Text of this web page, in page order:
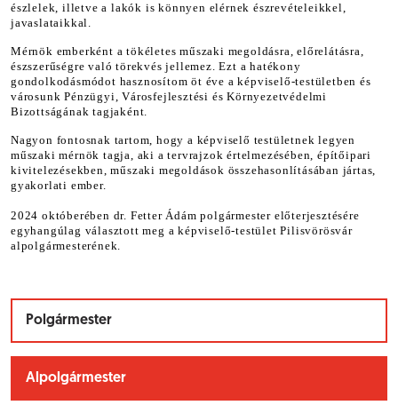
észlelek, illetve a lakók is könnyen elérnek észrevételeikkel,
javaslataikkal.
Mérnök emberként a tökéletes műszaki megoldásra, előrelátásra,
észszerűségre való törekvés jellemez. Ezt a hatékony
gondolkodásmódot hasznosítom öt éve a képviselő-testületben és
városunk Pénzügyi, Városfejlesztési és Környezetvédelmi
Bizottságának tagjaként.
Nagyon fontosnak tartom, hogy a képviselő testületnek legyen
műszaki mérnök tagja, aki a tervrajzok értelmezésében, építőipari
kivitelezésekben, műszaki megoldások összehasonlításában jártas,
gyakorlati ember.
2024 októberében dr. Fetter Ádám polgármester előterjesztésére
egyhangúlag választott meg a képviselő-testület Pilisvörösvár
alpolgármesterének.
Polgármester
Alpolgármester